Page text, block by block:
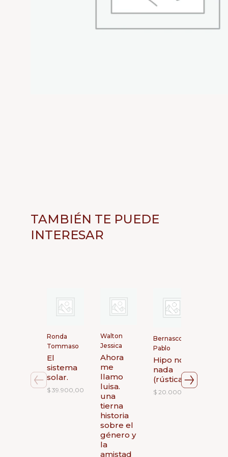
TAMBIÉN TE PUEDE
INTERESAR
Ronda
Tommaso
El
sistema
solar.
$ 39.900,00
Walton
Jessica
Ahora
me
llamo
luisa.
una
tierna
historia
sobre el
género y
la
amistad
Bernasconi
Pablo
Hipo no
nada
(rústica)
$ 20.000,00